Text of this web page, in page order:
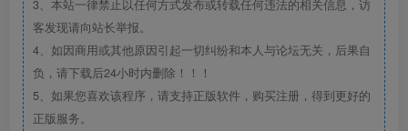
3、本站一律禁止以任何方式发布或转载任何违法的相关信息，访
客发现请向站长举报。
4、如因商用或其他原因引起一切纠纷和本人与论坛无关，后果自
负，请下载后24小时内删除！！！
5、如果您喜欢该程序，请支持正版软件，购买注册，得到更好的
正版服务。